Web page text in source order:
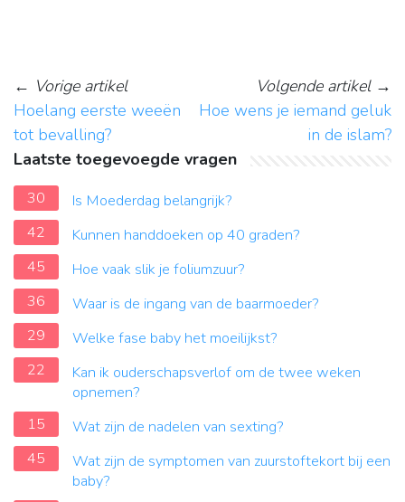
← Vorige artikel
Hoelang eerste weeën
tot bevalling?
Volgende artikel→
Hoe wens je iemand geluk
in de islam?
Laatste toegevoegde vragen
30
Is Moederdag belangrijk?
42
Kunnen handdoeken op 40 graden?
45
Hoe vaak slik je foliumzuur?
36
Waar is de ingang van de baarmoeder?
29
Welke fase baby het moeilijkst?
22
Kan ik ouderschapsverlof om de twee weken
opnemen?
15
Wat zijn de nadelen van sexting?
45
Wat zijn de symptomen van zuurstoftekort bij een
baby?